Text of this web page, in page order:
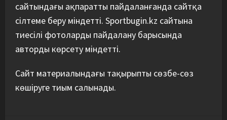
сайтындағы ақпаратты пайдаланғанда сайтқа
сілтеме беру міндетті. Sportbugin.kz сайтына
тиесілі фотоларды пайдалану барысында
авторды көрсету міндетті.
Сайт материалындағы тақырыпты сөзбе-сөз
көшіруге тиым салынады.